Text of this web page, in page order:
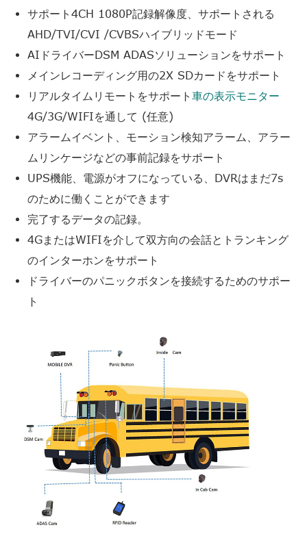
サポート4CH 1080P記録解像度、サポートされる
AHD/TVI/CVI /CVBSハイブリッドモード
AIドライバーDSM ADASソリューションをサポート
メインレコーディング用の2X SDカードをサポート
リアルタイムリモートをサポート 車の表示モニター
4G/3G/WIFIを通して (任意)
アラームイベント、モーション検知アラーム、アラー
ムリンケージなどの事前記録をサポート
UPS機能、電源がオフになっている、DVRはまだ7s
のために働くことができます
完了するデータの記録。
4GまたはWIFIを介して双方向の会話とトランキング
のインターホンをサポート
ドライバーのパニックボタンを接続するためのサポー
ト